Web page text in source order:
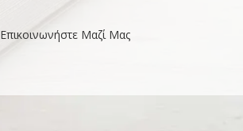
Επικοινωνήστε Μαζί Μας